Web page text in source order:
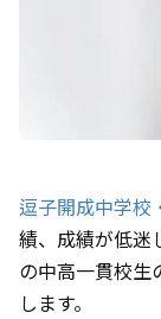
逗子開成中学校
績、成績が低迷
の中高一貫校生
します。